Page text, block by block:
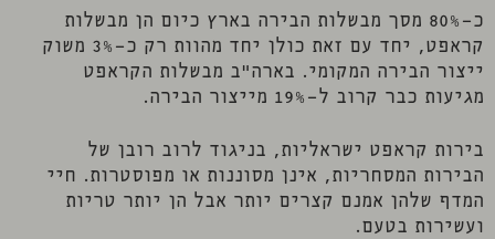
כ-80% מסך מבשלות הבירה בארץ כיום הן מבשלות
קראפט, יחד עם זאת כולן יחד מהוות רק כ-3% משוק
ייצור הבירה המקומי. בארה"ב מבשלות הקראפט
מגיעות כבר קרוב ל-19% מייצור הבירה.
בירות קראפט ישראליות, בניגוד לרוב רובן של
הבירות המסחריות, אינן מסוננות או מפוסטרות. חיי
המדף שלהן אמנם קצרים יותר אבל הן יותר טריות
ועשירות בטעם.